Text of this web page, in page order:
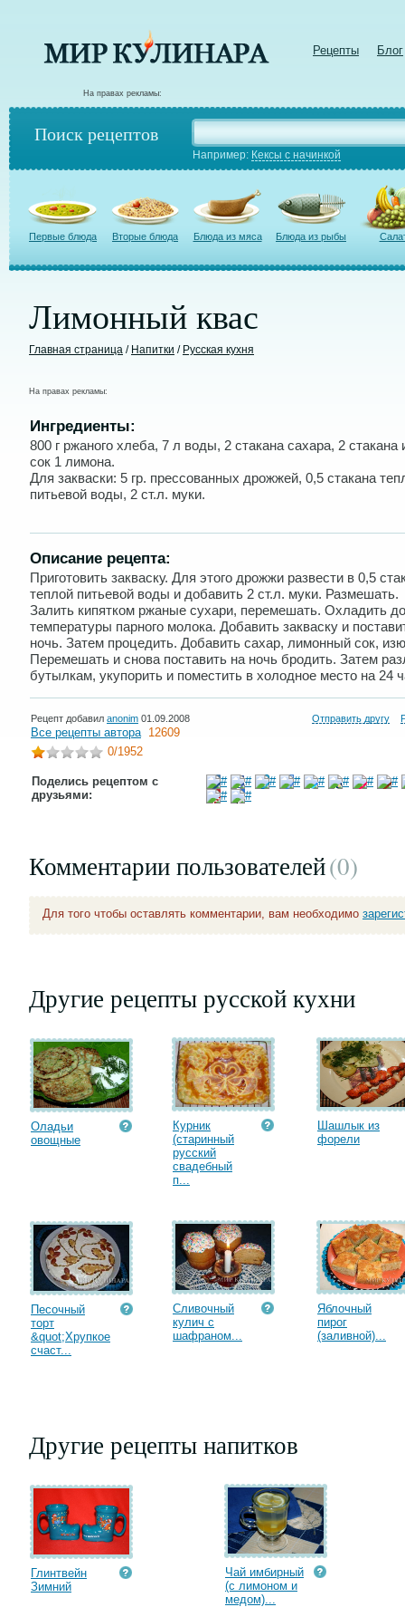
Рецепты Блог
На правах рекламы:
Поиск рецептов
Например: Кексы с начинкой
Первые блюда Вторые блюда Блюда из мяса Блюда из рыбы
Лимонный квас
Главная страница / Напитки / Русская кухня
На правах рекламы:
Ингредиенты:
800 г ржаного хлеба, 7 л воды, 2 стакана сахара, 2 стакана
сок 1 лимона.
Для закваски: 5 гр. прессованных дрожжей, 0,5 стакана
питьевой воды, 2 ст.л. муки.
Описание рецепта:
Приготовить закваску. Для этого дрожжи развести в 0,5
теплой питьевой воды и добавить 2 ст.л. муки. Размешать.
Залить кипятком ржаные сухари, перемешать. Охладить до
температуры парного молока. Добавить закваску и
ночь. Затем процедить. Добавить сахар, лимонный сок,
Перемешать и снова поставить на ночь бродить. Затем
бутылкам, укупорить и поместить в холодное место на 24
Рецепт добавил anonim 01.09.2008 Отправить другу
Все рецепты автора 12609
0/1952
Поделись рецептом с
друзьями:
Комментарии пользователей(0)
Для того чтобы оставлять комментарии, вам необходимо
Другие рецепты русской кухни
Оладьи
овощные
Курник
(старинный
русский
свадебный
п...
Шашлык из
форели
Песочный
торт
&quot;Хрупкое
счаст...
Сливочный
кулич с
шафраном...
Яблочный
пирог
(заливной)...
Другие рецепты напитков
Глинтвейн
Зимний
Чай имбирный
(с лимоном и
медом)...